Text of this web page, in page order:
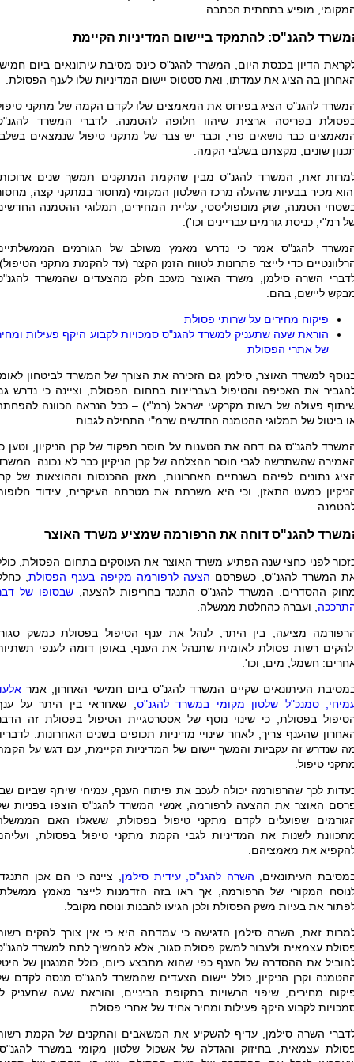
מופיע בתחתית הכתבה.
להגנ"ס: להתמקד ביישום המדיניות הקיימת
הדיון בכנסת היום, המשרד להגנ"ס כינס מסיבת עיתונאים ביום
בה הציג את עמדתו, ואת סטטוס יישום המדיניות שלו לענף הפסולת.
להגנ"ס הציג בפירוט את המאמצים שלו לקדם הקמה של מתקני
בפריסה ארצית שיהוו חלופה להטמנה. לדברי המשרד
כבר נושאים פרי, וכבר יש צבר של מתקני טיפול שנמצאים
שונים, מקצתם בשלבי הקמה.
זאת, המשרד להגנ"ס מבין שהקמת המתקנים תמשך שנים
מכיר בבעיות שהעלה מרכז השלטון המקומי (מחסור במתקני קצה,
הטמנה, שוק מונופוליסטי, עליית המחירים, תמלוגי ההטמנה
רמ"י, כניסת גורמים עבריינים וכו').
להגנ"ס אמר כי נדרש מאמץ משולב של הגורמים
כדי לייצר פתרונות לטווח הזמן הקצר (עד להקמת מתקני
השרה סילמן, משרד האוצר מעכב חלק מהצעדים שהמשרד
ליישם, בהם:
פיקוח מחירים על שרותי פסולת
הוראת שעה שתעניק למשרד להגנ"ס סמכויות לקבוע היקף פעילות
של אתרי הפסולת
למשרד האוצר, סילמן גם הזכירה את הצורך של המשרד לביטחון
את האכיפה והטיפול בעבריינות בתחום הפסולת, וציינה כי נדרש
פעולה של רשות מקרקעי ישראל (רמ"י) – ככל הנראה הכוונה
ביטול של תמלוגי ההטמנה החדשים שרמ"י התחילה לגבות.
להגנ"ס גם דחה את הטענות על חוסר תפקוד של קרן הניקיון, וטען
שהשתרשה לגבי חוסר ההצלחה של קרן הניקיון כבר לא נכונה.
נתונים לפיהם בשנתיים האחרונות, מאזן ההכנסות וההוצאות של
כמעט התאזן, וכי היא משרתת את מטרתה העיקרית, עידוד
להגנ"ס דוחה את הרפורמה שמציע משרד האוצר
לפני כחצי שנה הפתיע משרד האוצר את העוסקים בתחום הפסולת,
המשרד להגנ"ס, כשפרסם הצעה לרפורמה מקיפה בענף הפסולת,
ההסדרים. המשרד להגנ"ס התנגד בחריפות להצעה,שבסופו של
, ועברה כהחלטת ממשלה.
מציעה, בין היתר, לנהל את ענף הטיפול בפסולת כמשק
רשות פסולת לאומית שתנהל את הענף, באופן דומה לענפי
חשמל, מים, וכו'.
העיתונאים שקיים המשרד להגנ"ס ביום חמישי האחרון, אמר
סמנכ"ל שלטון מקומי במשרד להגנ"ס , שאחראי בין היתר על
בפסולת, כי שינוי נוסף של אסטרטגיית הטיפול בפסולת זה
שהענף צריך, לאחר שינויי מדיניות תכופים בשנים האחרונות.
שנדרש זה עקביות והמשך יישום של המדיניות הקיימת, עם דגש על
טיפול.
לכך שהרפורמה יכולה לעכב את פיתוח הענף, עמיחי שיתף שביום
האוצר את ההצעה לרפורמה, אנשי המשרד להגנ"ס הוצפו בפניות
שפועלים לקדם מתקני טיפול בפסולת, ששאלו האם
לשנות את המדיניות לגבי הקמת מתקני טיפול בפסולת,
את מאמציהם.
העיתונאים, השרה להגנ"ס, עידית סילמן , ציינה כי הם אכן
המקורי של הרפורמה, אך ראו בזה הזדמנות לייצר מאמץ
את בעיות משק הפסולת ולכן הגיעו להבנות ונוסח מקובל.
זאת, השרה סילמן הדגישה כי עמדתה היא כי אין צורך להקים
עצמאית ולעבור למשק פסולת סגור, אלא להמשיך לתת למשרד
את ההסדרה של הענף כפי שהוא מתבצע כיום, כולל המנגנון של
וקרן הניקיון, כולל יישום הצעדים שהמשרד להגנ"ס מנסה לקדם
מחירים, שיפוי הרשויות בתקופת הביניים, והוראת שעה שתעניק
לקבוע היקף פעילות ומחיר אחיד של אתרי פסולת.
השרה סילמן, עדיף להשקיע את המשאבים והתקנים של הקמת
עצמאית, בחיזוק והגדלה של אשכול שלטון מקומי במשרד